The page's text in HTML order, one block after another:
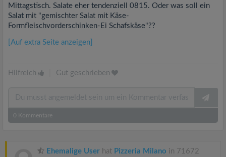
Mittagstisch. Salate eher tendenziell 0815. Oder was soll ein
Salat mit "gemischter Salat mit Käse-
Formfleischvorderschinken-Ei Schafskäse"??
[Auf extra Seite anzeigen]
Hilfreich Gut geschrieben
0 Kommentare
Ehemalige User hat Pizzeria Milano in 71672